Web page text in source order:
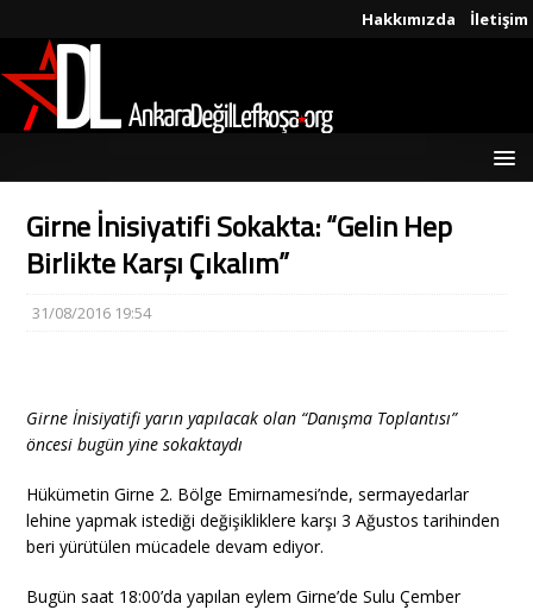
Hakkımızda İletişim
Girne İnisiyatifi Sokakta: “Gelin Hep
Birlikte Karşı Çıkalım”
31/08/2016 19:54
Girne İnisiyatifi yarın yapılacak olan “Danışma Toplantısı”
öncesi bugün yine sokaktaydı
Hükümetin Girne 2. Bölge Emirnamesi’nde, sermayedarlar
lehine yapmak istediği değişikliklere karşı 3 Ağustos tarihinden
beri yürütülen mücadele devam ediyor.
Bugün saat 18:00’da yapılan eylem Girne’de Sulu Çember